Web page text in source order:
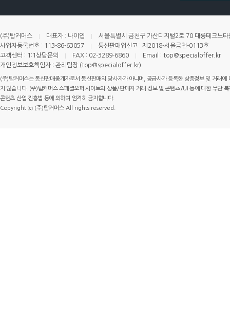
(주)탑커머스 대표자 : 나이엽
서울특별시 금천구 가산디지털2로 70 대륭테크노
사업자등록번호 : 113-86-63057
통신판매업신고 : 제2018-서울금천-0113호
고객센터 : 1:1상담문의
FAX : 02-3289-6860
Email : top@specialoffer.kr
개인정보보호책임자 : 관리팀장 (top@specialoffer.kr)
(주)탑커머스는 통신판매중개자로서 통신판매의 당사자가 아니며, 공급사가 등록한 상품정보 및 거래
지 않습니다. (주)탑커머스 스페셜오퍼 사이트의 상품/판매자 거래 정보 및 콘텐츠/UI 등에 대한 무단
콘텐츠 산업 진흥법 등에 의하여 엄격히 금지합니다.
Copyright ⓒ (주)탑커머스 All rights reserved.